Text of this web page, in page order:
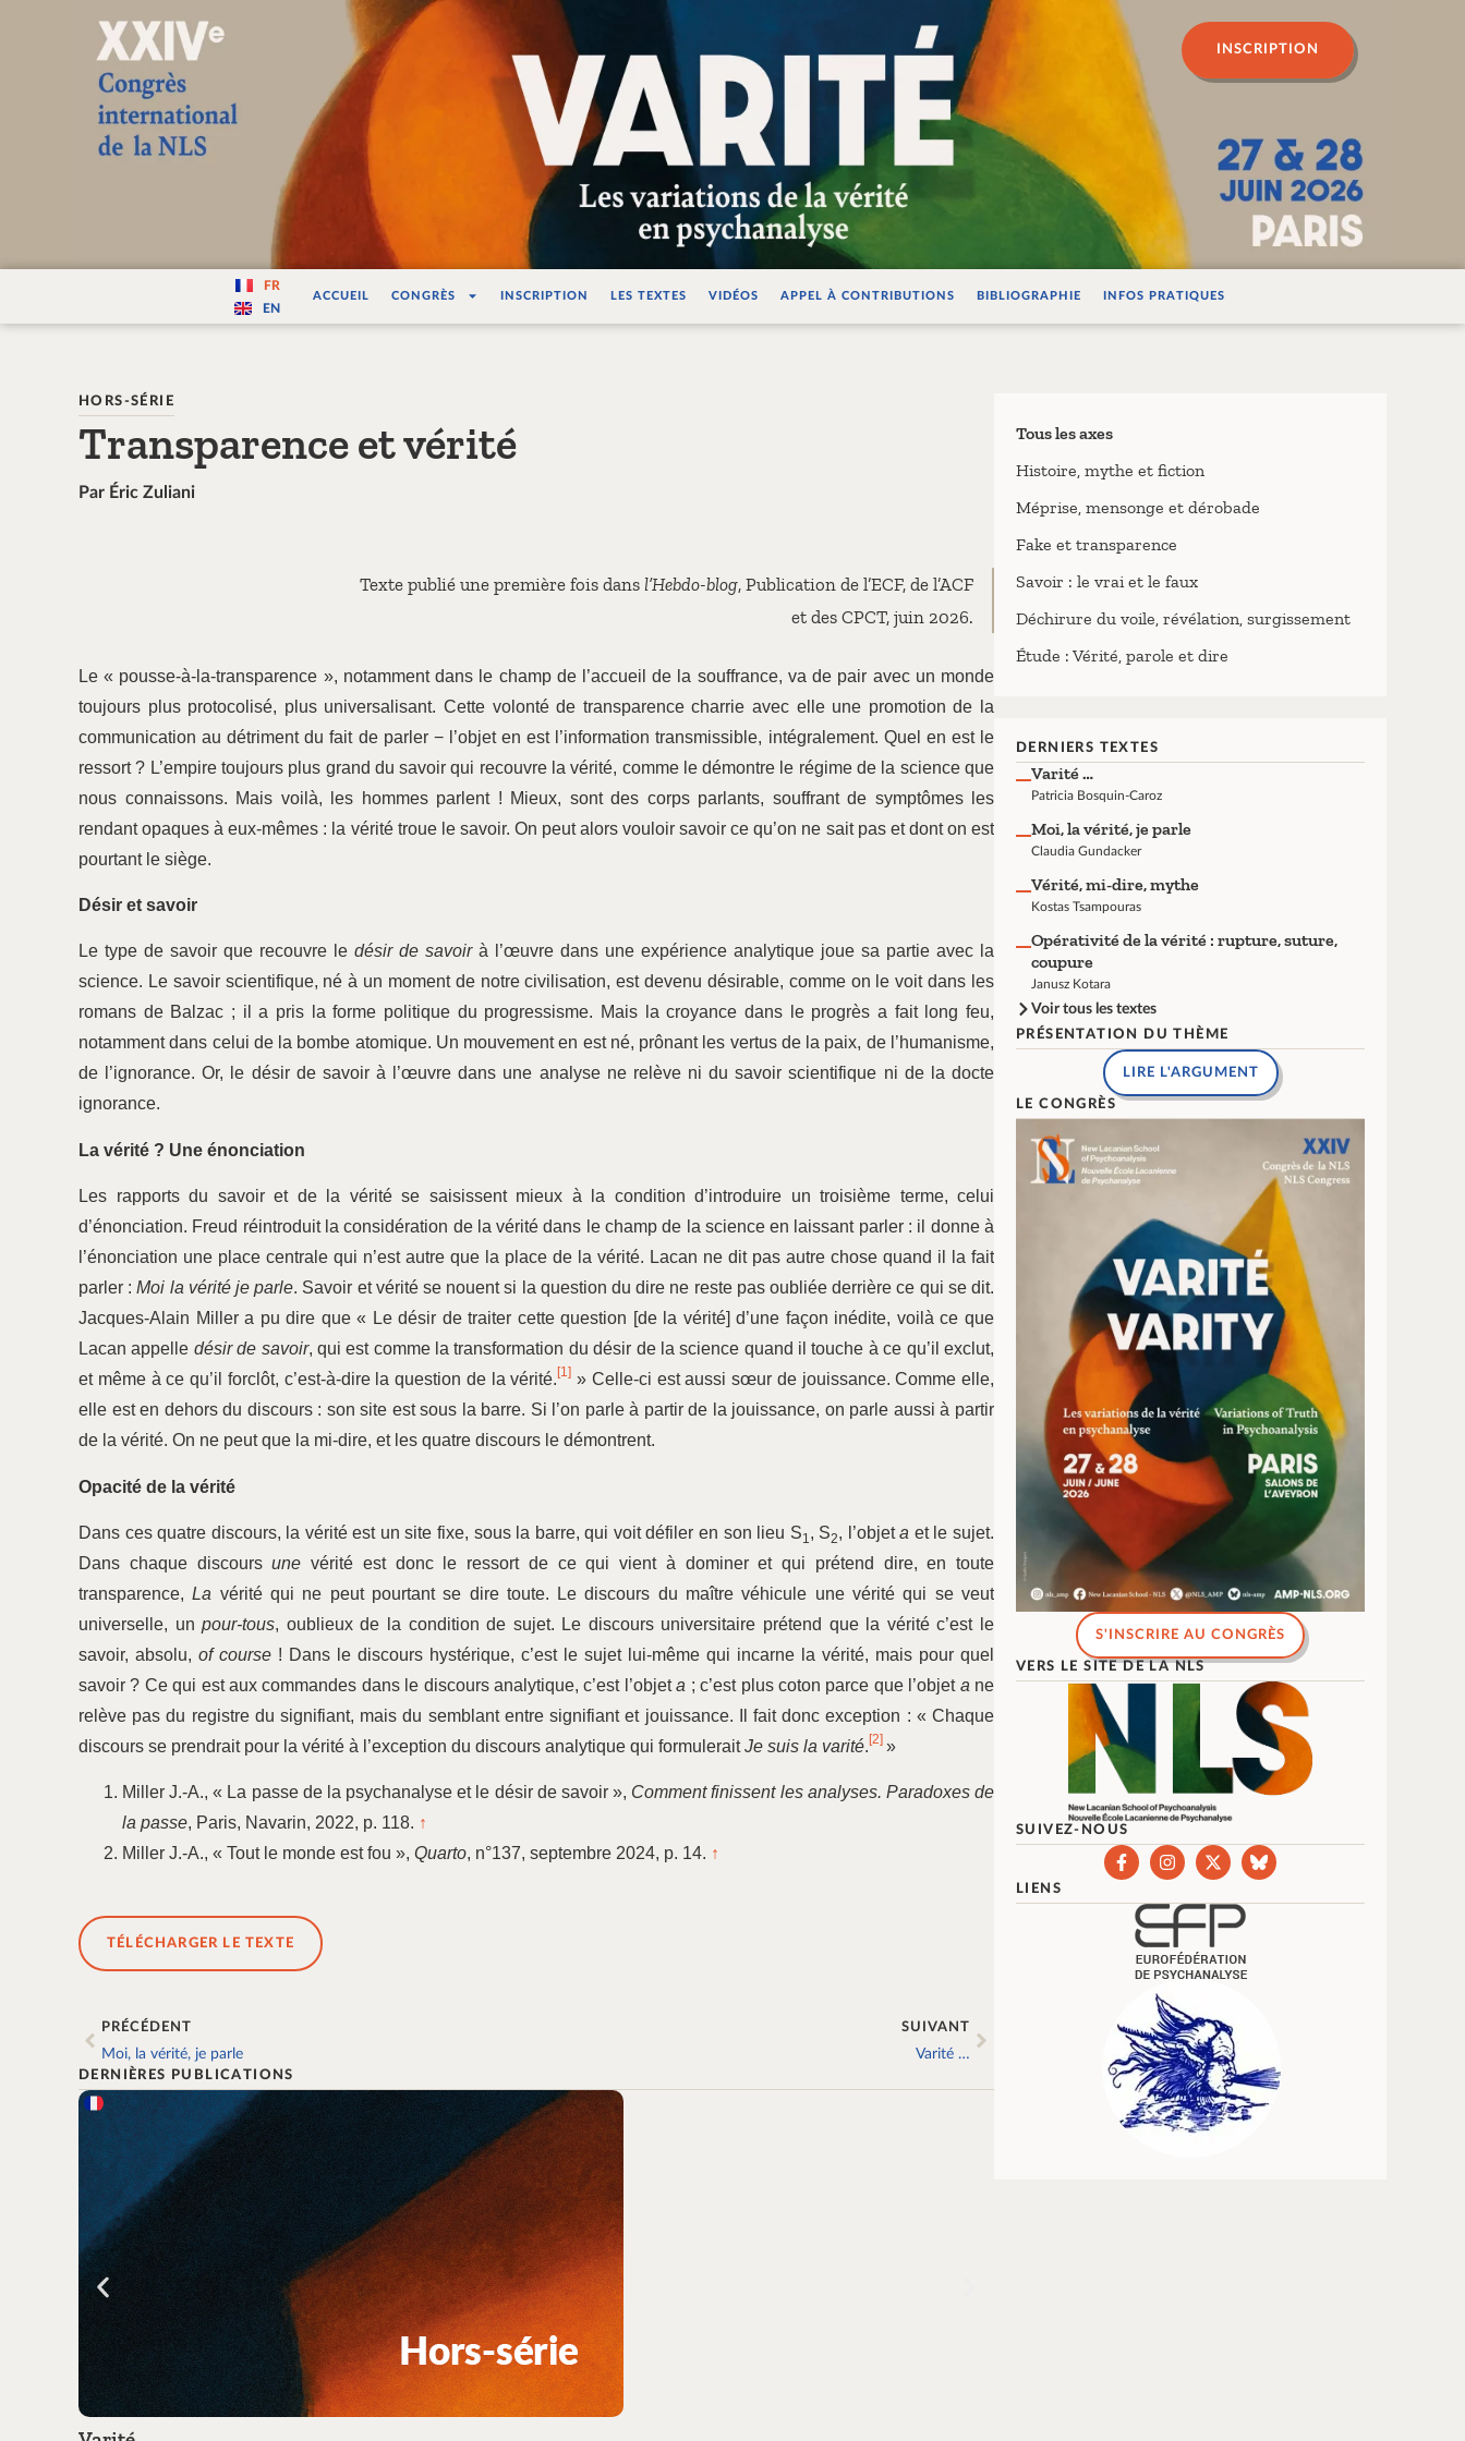
Varité — Les variations de la vérité en psychanalyse
INSCRIPTION
FR
EN
ACCUEIL CONGRÈS INSCRIPTION LES TEXTES VIDÉOS APPEL À CONTRIBUTIONS BIBLIOGRAPHIE INFOS PRATIQUES
HORS-SÉRIE
Transparence et vérité
Par Éric Zuliani
Texte publié une première fois dansl’Hebdo-blog, Publication de l’ECF, de l’ACF
et des CPCT, juin 2026.
Le « pousse-à-la-transparence », notamment dans le champ de l’accueil de la souffrance, va de pair avec un monde
toujours plus protocolisé, plus universalisant. Cette volonté de transparence charrie avec elle une promotion de la
communication au détriment du fait de parler − l’objet en est l’information transmissible, intégralement. Quel en est le
ressort ? L’empire toujours plus grand du savoir qui recouvre la vérité, comme le démontre le régime de la science que
nous connaissons. Mais voilà, les hommes parlent ! Mieux, sont des corps parlants, souffrant de symptômes les
rendant opaques à eux-mêmes : la vérité troue le savoir. On peut alors vouloir savoir ce qu’on ne sait pas et dont on est
pourtant le siège.
Désir et savoir
Le type de savoir que recouvre le désir de savoirà l’œuvre dans une expérience analytique joue sa partie avec la
science. Le savoir scientifique, né à un moment de notre civilisation, est devenu désirable, comme on le voit dans les
romans de Balzac ; il a pris la forme politique du progressisme. Mais la croyance dans le progrès a fait long feu,
notamment dans celui de la bombe atomique. Un mouvement en est né, prônant les vertus de la paix, de l’humanisme,
de l’ignorance. Or, le désir de savoir à l’œuvre dans une analyse ne relève ni du savoir scientifique ni de la docte
ignorance.
La vérité ? Une énonciation
Les rapports du savoir et de la vérité se saisissent mieux à la condition d’introduire un troisième terme, celui
d’énonciation. Freud réintroduit la considération de la vérité dans le champ de la science en laissant parler : il donne à
l’énonciation une place centrale qui n’est autre que la place de la vérité. Lacan ne dit pas autre chose quand il la fait
parler :Moi la vérité je parle. Savoir et vérité se nouent si la question du dire ne reste pas oubliée derrière ce qui se dit.
Jacques-Alain Miller a pu dire que « Le désir de traiter cette question [de la vérité] d’une façon inédite, voilà ce que
Lacan appelle désir de savoir, qui est comme la transformation du désir de la science quand il touche à ce qu’il exclut,
et même à ce qu’il forclôt, c’est-à-dire la question de la vérité.[1] » Celle-ci est aussi sœur de jouissance. Comme elle,
elle est en dehors du discours : son site est sous la barre. Si l’on parle à partir de la jouissance, on parle aussi à partir
de la vérité. On ne peut que la mi-dire, et les quatre discours le démontrent.
Opacité de la vérité
Dans ces quatre discours, la vérité est un site fixe, sous la barre, qui voit défiler en son lieu S1, S2, l’objeta et le sujet.
Dans chaque discoursune vérité est donc le ressort de ce qui vient à dominer et qui prétend dire, en toute
transparence,La vérité qui ne peut pourtant se dire toute. Le discours du maître véhicule une vérité qui se veut
universelle, unpour-tous, oublieux de la condition de sujet. Le discours universitaire prétend que la vérité c’est le
savoir, absolu, of course ! Dans le discours hystérique, c’est le sujet lui-même qui incarne la vérité, mais pour quel
savoir ? Ce qui est aux commandes dans le discours analytique, c’est l’objeta ; c’est plus coton parce que l’objet a ne
relève pas du registre du signifiant, mais du semblant entre signifiant et jouissance. Il fait donc exception : « Chaque
discours se prendrait pour la vérité à l’exception du discours analytique qui formuleraitJe suis la varité.[2] »
Miller J.-A., « La passe de la psychanalyse et le désir de savoir », Comment finissent les analyses. Paradoxes de
la passe, Paris, Navarin, 2022, p. 118. ↑
Miller J.-A., « Tout le monde est fou », Quarto, n°137, septembre 2024, p. 14. ↑
TÉLÉCHARGER LE TEXTE
PRÉCÉDENT
Moi, la vérité, je parle
SUIVANT
Varité …
DERNIÈRES PUBLICATIONS
Tous les axes
Histoire, mythe et fiction
Méprise, mensonge et dérobade
Fake et transparence
Savoir : le vrai et le faux
Déchirure du voile, révélation, surgissement
Étude : Vérité, parole et dire
DERNIERS TEXTES
Varité …
Patricia Bosquin-Caroz
Moi, la vérité, je parle
Claudia Gundacker
Vérité, mi-dire, mythe
Kostas Tsampouras
Opérativité de la vérité : rupture, suture,
coupure
Janusz Kotara
Voir tous les textes
PRÉSENTATION DU THÈME
LIRE L'ARGUMENT
LE CONGRÈS
S'INSCRIRE AU CONGRÈS
VERS LE SITE DE LA NLS
SUIVEZ-NOUS
LIENS